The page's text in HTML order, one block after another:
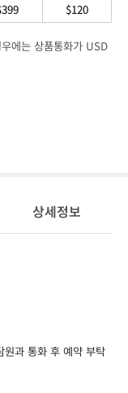
$120
에는 상품통화가 USD
상세정보
원과 통화 후 예약 부탁